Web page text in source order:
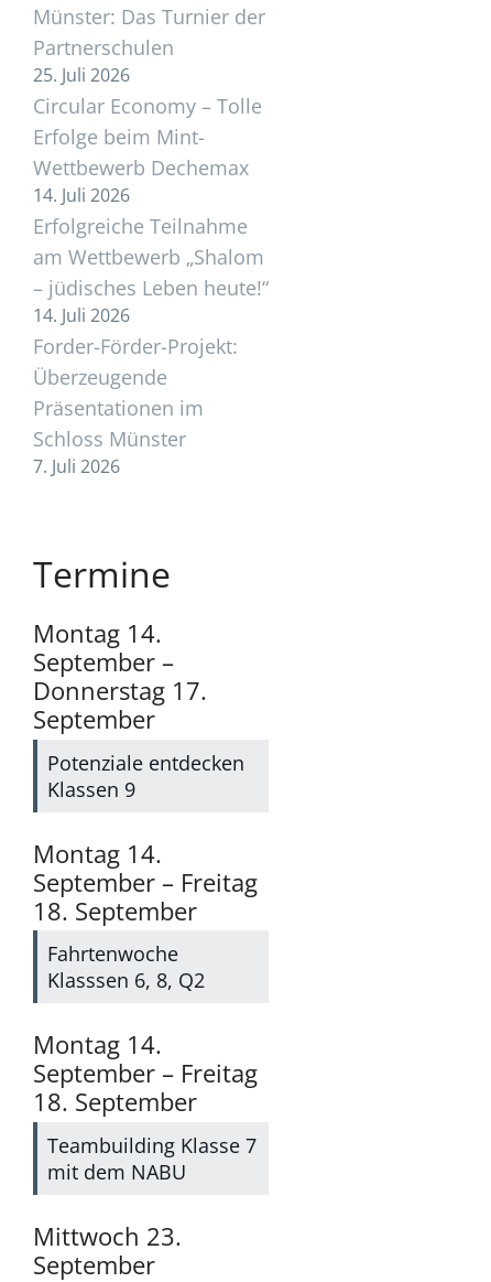
Münster: Das Turnier der
Partnerschulen
25. Juli 2026
Circular Economy – Tolle
Erfolge beim Mint-
Wettbewerb Dechemax
14. Juli 2026
Erfolgreiche Teilnahme
am Wettbewerb „Shalom
– jüdisches Leben heute!“
14. Juli 2026
Forder-Förder-Projekt:
Überzeugende
Präsentationen im
Schloss Münster
7. Juli 2026
Termine
Montag 14.
September–
Donnerstag 17.
September
Potenziale entdecken
Klassen 9
Montag 14.
September– Freitag
18. September
Fahrtenwoche
Klasssen 6, 8, Q2
Montag 14.
September– Freitag
18. September
Teambuilding Klasse 7
mit dem NABU
Mittwoch 23.
September